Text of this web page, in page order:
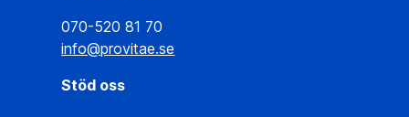
070-520 81 70
info@provitae.se
Stöd oss